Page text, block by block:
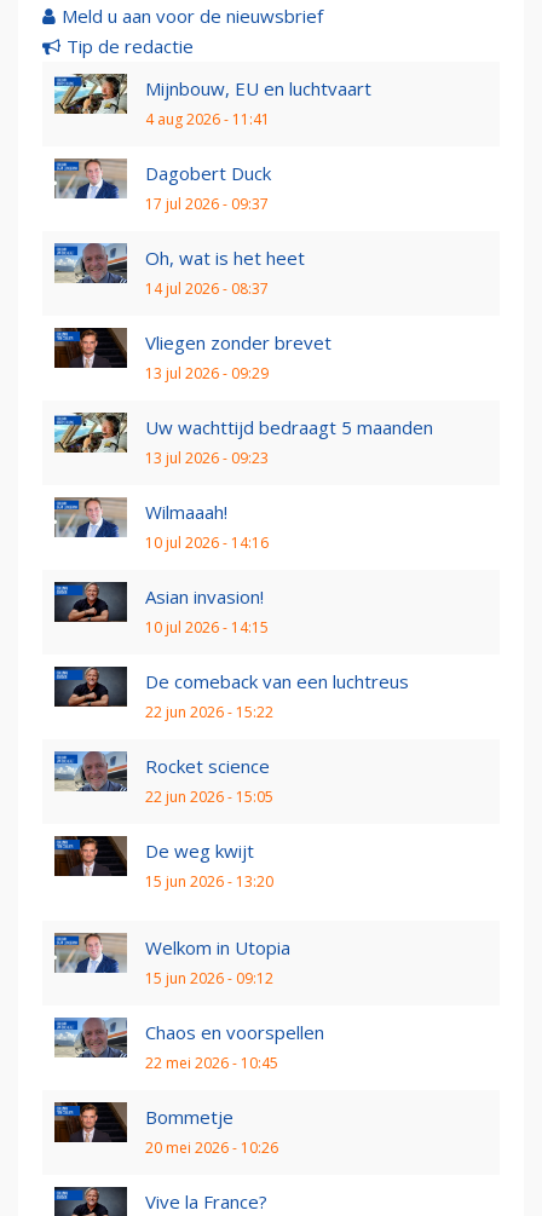
Meld u aan voor de nieuwsbrief
Tip de redactie
Mijnbouw, EU en luchtvaart
4 aug 2026 - 11:41
Dagobert Duck
17 jul 2026 - 09:37
Oh, wat is het heet
14 jul 2026 - 08:37
Vliegen zonder brevet
13 jul 2026 - 09:29
Uw wachttijd bedraagt 5 maanden
13 jul 2026 - 09:23
Wilmaaah!
10 jul 2026 - 14:16
Asian invasion!
10 jul 2026 - 14:15
De comeback van een luchtreus
22 jun 2026 - 15:22
Rocket science
22 jun 2026 - 15:05
De weg kwijt
15 jun 2026 - 13:20
Welkom in Utopia
15 jun 2026 - 09:12
Chaos en voorspellen
22 mei 2026 - 10:45
Bommetje
20 mei 2026 - 10:26
Vive la France?